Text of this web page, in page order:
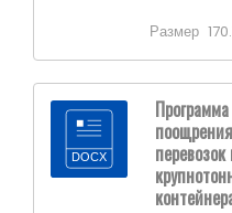
Размер
Программа
поощрения
перевозок